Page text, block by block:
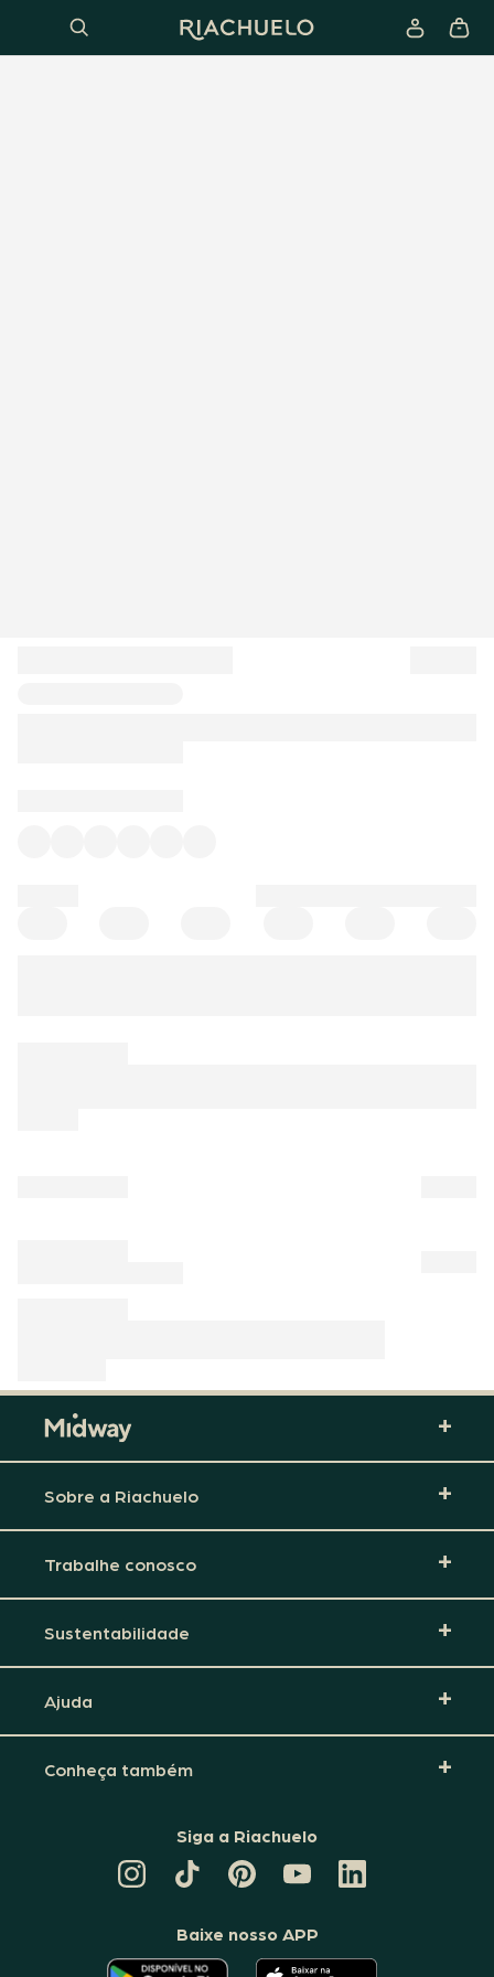
Sobre a Riachuelo
Trabalhe conosco
Sustentabilidade
Ajuda
Conheça também
Siga a Riachuelo
TIKTOK
DA
PINTEREST
DA
CANAL
DA
RIACHUELO
LINKEDIN
DA
Baixe nosso APP
O O